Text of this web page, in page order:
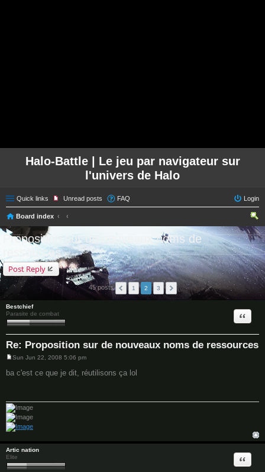
Halo-Battle | Le jeu par navigateur sur
l'univers de Halo
Quick links Unread posts FAQ Login
Board index
ear
ch
Proposition sur de nouveaux noms de
ressources
Post Reply
45 posts 1 2 3
Bestchief
Parasite de combat
Re: Proposition sur de nouveaux noms de ressources
Quote
s
Sun Jun 22, 2008 5:06 pm
ba c'est ce que je dit, réutilisons ça lol
Artic nation
Elite
Quote